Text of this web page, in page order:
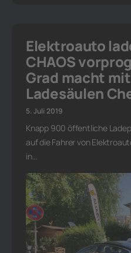
Elektroauto
CHAOS
Grad macht
Ladesäulen
5. Juli 2019
Knapp 900 öffentliche
auf die Fahrer von
in…